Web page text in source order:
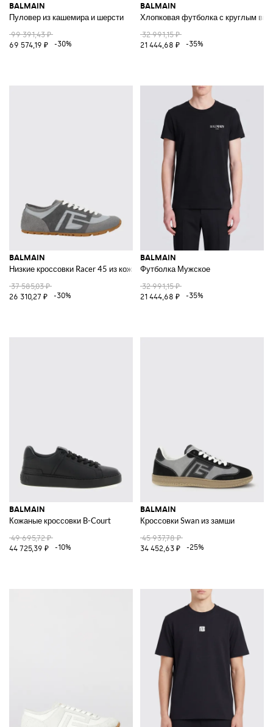
BALMAIN
Пуловер из кашемира и шерсти
99 391,43 ₽
69 574,19 ₽
-30%
BALMAIN
Хлопковая футболка с круглым
32 991,15 ₽
21 444,68 ₽
-35%
BALMAIN
Низкие кроссовки Racer 45 из кожи и замши с монограммой PB
37 585,03 ₽
26 310,27 ₽
-30%
BALMAIN
Футболка Мужское
32 991,15 ₽
21 444,68 ₽
-35%
BALMAIN
Кожаные кроссовки B-Court
49 695,72 ₽
44 725,39 ₽
-10%
BALMAIN
Кроссовки Swan из замши
45 937,78 ₽
34 452,63 ₽
-25%